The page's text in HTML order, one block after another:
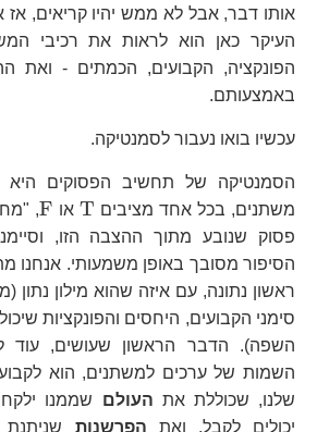
אותו דבר, אבל לא ממש יהיו קריאים, אז
העיקר כאן הוא לראות את רכיבי
הפונקציה, הקבועים, הכמתים - ואת
באמצעותם.
עכשיו בואו נעבור לסמנטיקה.
הסמנטיקה של תחשיב הפסוקים
משתנים, בכל אחד מציבים
\text{T}
T או \text{F}
F
,
פסוק שנובע מתוך ההצבה הזו,
הסיפור מסובך באופן משמעותי.
ראשון נתונה, עם איזה שהוא מילון נתון
סימני הקבועים, היחסים והפונקציות
השפה). הדבר הראשון שעושים, עוד
השמות של ערכים למשתנים, הוא
שלנו, שכוללת את העולם שממנו
יכולים לקבל, ואת הפרשנות שניתנת